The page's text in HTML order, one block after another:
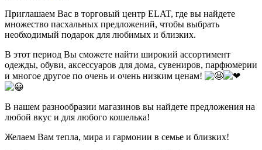
Приглашаем Вас в торговый центр ELAT, где вы найдете
множество пасхальных предложений, чтобы выбрать
необходимый подарок для любимых и близких.
В этот период Вы сможете найти широкий ассортимент
одежды, обуви, аксессуаров для дома, сувениров, парфюмерии
и многое другое по очень и очень низким ценам!
В нашем разнообразии магазинов вы найдете предложения на
любой вкус и для любого кошелька!
Желаем Вам тепла, мира и гармонии в семье и близких!